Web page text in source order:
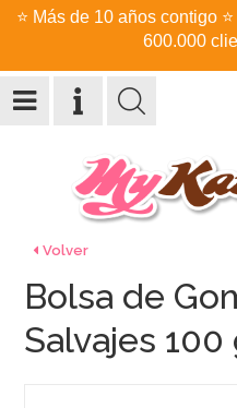
⭐ Más de 10 años contigo ⭐
600.000
Volver
Bolsa de
Salvajes 100